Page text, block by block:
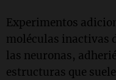
Experimentos
moléculas inactivas
las neuronas,
estructuras que